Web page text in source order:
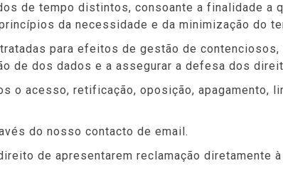
de tempo distintos, consoante a finalidade a
da necessidade e da minimização do
para efeitos de gestão de
de dos dados e a assegurar a defesa dos
o acesso, retificação, oposição, apagamento,
do nosso contacto de email.
de apresentarem reclamação diretamente à